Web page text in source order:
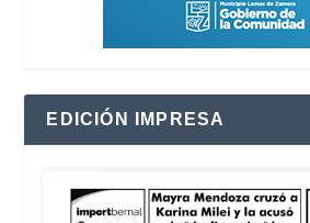
EDICIÓN IMPRESA